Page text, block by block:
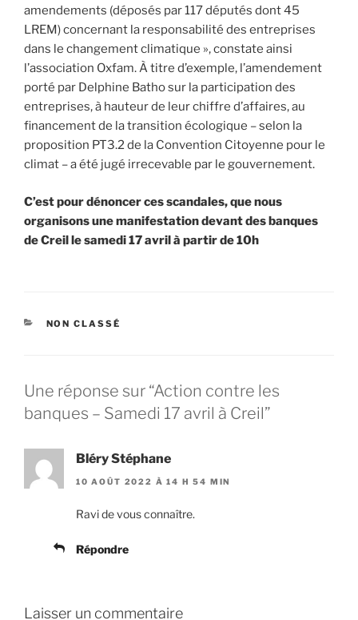
amendements (déposés par 117 députés dont 45
LREM) concernant la responsabilité des entreprises
dans le changement climatique », constate ainsi
l’association Oxfam. À titre d’exemple, l’amendement
porté par Delphine Batho sur la participation des
entreprises, à hauteur de leur chiffre d’affaires, au
financement de la transition écologique – selon la
proposition PT3.2 de la Convention Citoyenne pour le
climat – a été jugé irrecevable par le gouvernement.
C’est pour dénoncer ces scandales, que nous
organisons une manifestation devant des banques
de Creil le samedi 17 avril à partir de 10h
CATÉGORIES
NON CLASSÉ
Une réponse sur “Action contre les
banques – Samedi 17 avril à Creil”
Bléry Stéphane
10 AOÛT 2022 À 14 H 54 MIN
Ravi de vous connaître.
Répondre
Laisser un commentaire